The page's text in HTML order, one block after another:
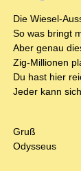
Die Wiesel-
So was bringt
Aber genau
Zig-Millionen
Du hast hier
Jeder kann
Gruß
Odysseus